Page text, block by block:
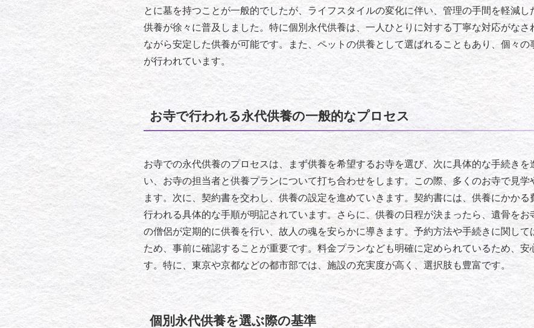
とに墓を持つことが一般的でしたが、ライフスタイルの変化に伴い、管理の手間を軽減
供養が徐々に普及しました。特に個別永代供養は、一人ひとりに対する丁寧な対応がな
ながら安定した供養が可能です。また、ペットの供養として選ばれることもあり、個々
が行われています。
お寺で行われる永代供養の一般的なプロセス
お寺での永代供養のプロセスは、まず供養を希望するお寺を選び、次に具体的な手続き
い、お寺の担当者と供養プランについて打ち合わせをします。この際、多くのお寺で見
ます。次に、契約書を交わし、供養の設定を進めていきます。契約書には、供養にかか
行われる具体的な手順が明記されています。さらに、供養の日程が決まったら、遺骨を
の僧侶が定期的に供養を行い、故人の魂を安らかに導きます。予約方法や手続きに関して
ため、事前に確認することが重要です。料金プランなども明確に定められているため、安
す。特に、東京や京都などの都市部では、施設の充実度が高く、選択肢も豊富です。
個別永代供養を選ぶ際の基準